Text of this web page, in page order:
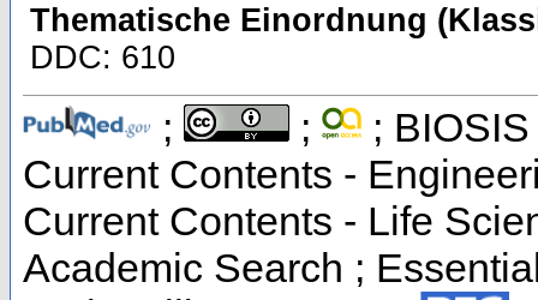
Thematische Einordnung
DDC: 610
; ;
; BIOSIS
Current Contents -
Current Contents - Life
Academic Search ;